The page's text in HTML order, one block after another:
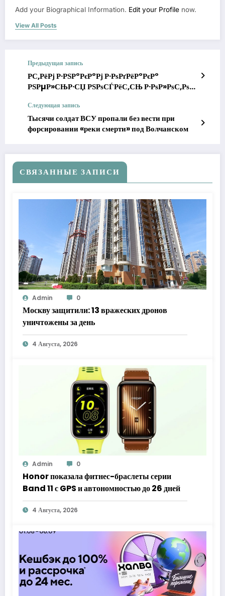
Add your Biographical Information. Edit your Profile now.
View All Posts
Предыдущая запись
Р­С‚РёРј Р·РЅР°РєР°Рј Р·РѕРґРёР°РєР°
РЅРµР»СЊР·СЏ РЅРѕСЃРёС‚СЊ Р·РѕР»РѕС‚Рѕ
Следующая запись
Тысячи солдат ВСУ пропали без вести при
форсировании «реки смерти» под Волчанском
СВЯЗАННЫЕ ЗАПИСИ
Admin 0
Москву защитили: 13 вражеских дронов
уничтожены за день
4 Августа, 2026
Admin 0
Honor показала фитнес-браслеты серии
Band 11 с GPS и автономностью до 26 дней
4 Августа, 2026